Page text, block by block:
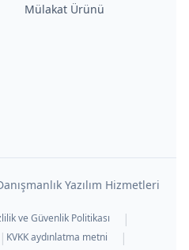
Mülakat Ürünü
Yazılım Hizmetleri
ve Güvenlik Politikası |
| KVKK aydınlatma metni |